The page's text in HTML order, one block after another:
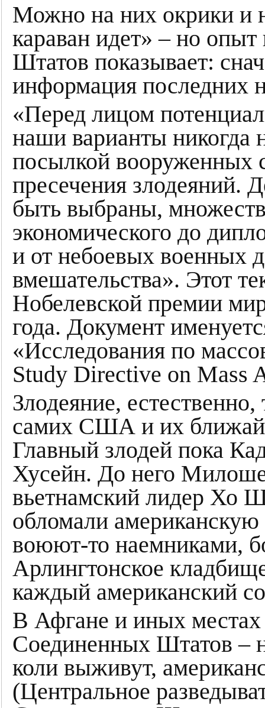
Можно на них окрики и
караван идет» – но
Штатов показывает:
информация последних
«Перед лицом
наши варианты никогда
посылкой вооруженных
пресечения злодеяний.
быть выбраны,
экономического до
и от небоевых военных
вмешательства». Этот
Нобелевской премии
года. Документ
«Исследования по
Study Directive on Mass
Злодеяние,
самих США и их
Главный злодей пока
Хусейн. До него
вьетнамский лидер Хо
обломали
воюют-то наемниками,
Арлингтонское
каждый американский
В Афгане и иных
Соединенных Штатов –
коли выживут,
(Центральное